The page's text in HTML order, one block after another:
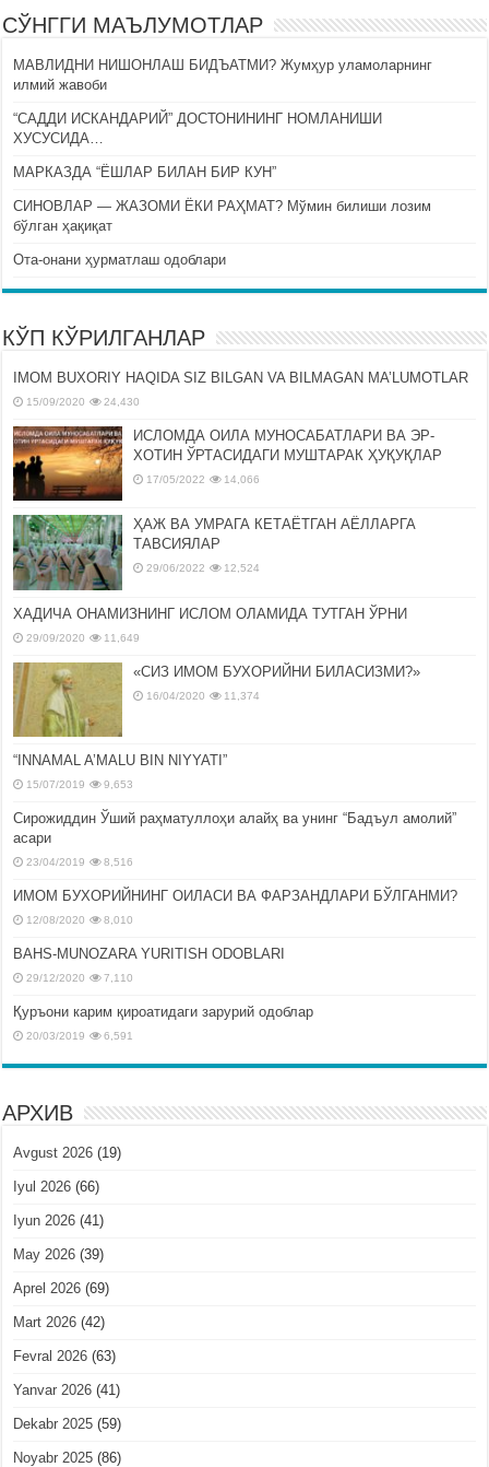
СЎНГГИ МАЪЛУМОТЛАР
МАВЛИДНИ НИШОНЛАШ БИДЪАТМИ? Жумҳур уламоларнинг
илмий жавоби
“САДДИ ИСКАНДАРИЙ” ДОСТОНИНИНГ НОМЛАНИШИ
ХУСУСИДА…
МАРКАЗДА “ЁШЛАР БИЛАН БИР КУН”
СИНОВЛАР — ЖАЗОМИ ЁКИ РАҲМАТ? Мўмин билиши лозим
бўлган ҳақиқат
Ота-онани ҳурматлаш одоблари
КЎП КЎРИЛГАНЛАР
IMOM BUXORIY HAQIDA SIZ BILGAN VA BILMAGAN MA’LUMOTLAR
15/09/2020 24,430
ИСЛОМДА ОИЛА МУНОСАБАТЛАРИ ВА ЭР-
ХОТИН ЎРТАСИДАГИ МУШТАРАК ҲУҚУҚЛАР
17/05/2022 14,066
ҲАЖ ВА УМРАГА КЕТАЁТГАН АЁЛЛАРГА
ТАВСИЯЛАР
29/06/2022 12,524
ХАДИЧА ОНАМИЗНИНГ ИСЛОМ ОЛАМИДА ТУТГАН ЎРНИ
29/09/2020 11,649
«СИЗ ИМОМ БУХОРИЙНИ БИЛАСИЗМИ?»
16/04/2020 11,374
“INNAMAL A’MALU BIN NIYYATI”
15/07/2019 9,653
Сирожиддин Ўший раҳматуллоҳи алайҳ ва унинг “Бадъул амолий”
асари
23/04/2019 8,516
ИМОМ БУХОРИЙНИНГ ОИЛАСИ ВА ФАРЗАНДЛАРИ БЎЛГАНМИ?
12/08/2020 8,010
BAHS-MUNOZARA YURITISH ODOBLARI
29/12/2020 7,110
Қуръони карим қироатидаги зарурий одоблар
20/03/2019 6,591
АРХИВ
Avgust 2026 (19)
Iyul 2026 (66)
Iyun 2026 (41)
May 2026 (39)
Aprel 2026 (69)
Mart 2026 (42)
Fevral 2026 (63)
Yanvar 2026 (41)
Dekabr 2025 (59)
Noyabr 2025 (86)